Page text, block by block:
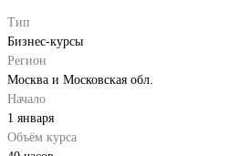
Тип
Бизнес-курсы
Регион
Москва и Московская обл.
Начало
1 января
Объём курса